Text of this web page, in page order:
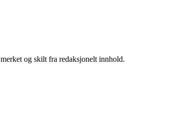
og skilt fra redaksjonelt innhold.